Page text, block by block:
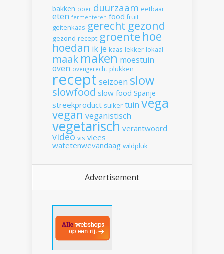
bakken boer duurzaam eetbaar
eten fermenteren food fruit
geitenkaas gerecht gezond
gezond recept groente hoe
hoedan ik je kaas lekker lokaal
maak maken moestuin
oven ovengerecht plukken
recept seizoen slow
slowfood slow food Spanje
streekproduct suiker tuin vega
vegan veganistisch
vegetarisch verantwoord
video vis vlees
watetenwevandaag wildpluk
Advertisement